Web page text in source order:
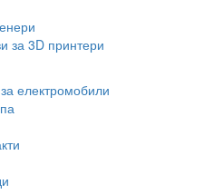
за 3D принтери
електромобили